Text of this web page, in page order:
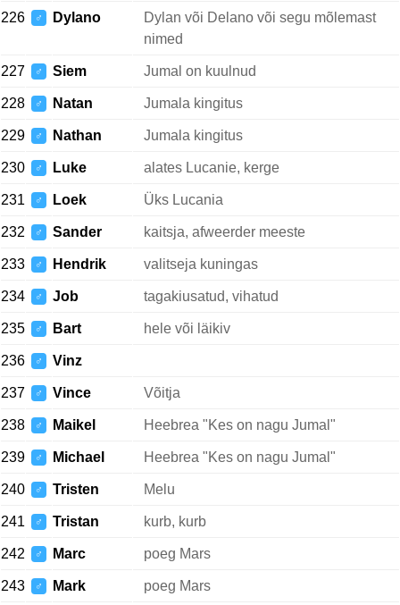
226 ♂ Dylano
Dylan või Delano või segu mõlemast
nimed
227 ♂ Siem Jumal on kuulnud
228 ♂ Natan Jumala kingitus
229 ♂ Nathan Jumala kingitus
230 ♂ Luke alates Lucanie, kerge
231 ♂ Loek Üks Lucania
232 ♂ Sander kaitsja, afweerder meeste
233 ♂ Hendrik valitseja kuningas
234 ♂ Job tagakiusatud, vihatud
235 ♂ Bart hele või läikiv
236 ♂ Vinz
237 ♂ Vince Võitja
238 ♂ Maikel Heebrea "Kes on nagu Jumal"
239 ♂ Michael Heebrea "Kes on nagu Jumal"
240 ♂ Tristen Melu
241 ♂ Tristan kurb, kurb
242 ♂ Marc poeg Mars
243 ♂ Mark poeg Mars